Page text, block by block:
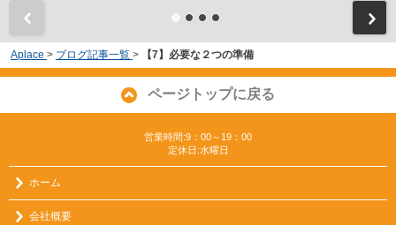
Aplace > ブログ記事一覧 > 【7】必要な２つの準備
ページトップに戻る
営業時間:9：00～19：00
定休日:水曜日
ホーム
会社概要